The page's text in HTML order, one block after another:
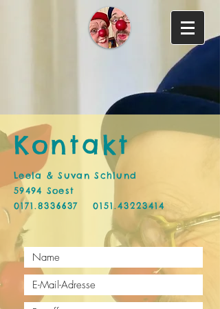
Kontakt
Leela & Suvan Schlund
59494 Soest
0171.8336637
0151.43223414